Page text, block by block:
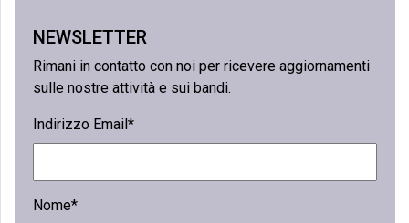
NEWSLETTER
Rimani in contatto con noi per ricevere aggiornamenti
sulle nostre attività e sui bandi.
Indirizzo Email*
Nome*